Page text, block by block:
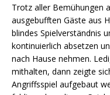
Trotz aller Bemühungen
ausgebufften Gäste aus
blindes Spielverständnis
kontinuierlich absetzen
nach Hause nehmen.
mithalten, dann zeigte
Angriffsspiel aufgebaut